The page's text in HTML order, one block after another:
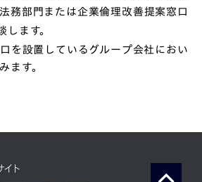
務部門または企業倫理改善提案窓口
します。
を設置しているグループ会社におい
ます。
イト